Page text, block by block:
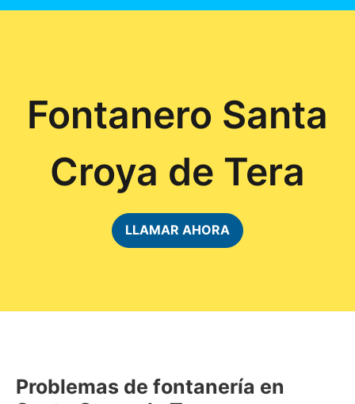
Fontanero Santa
Croya de Tera
LLAMAR AHORA
Problemas de fontanería en